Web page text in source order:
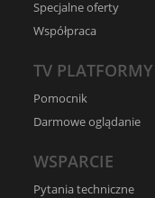
Specjalne oferty
Współpraca
TV PLATFORMY
Pomocnik
Darmowe oglądanie
WSPARCIE
Pytania techniczne